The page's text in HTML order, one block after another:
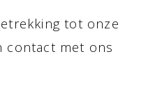
tot onze
contact met ons